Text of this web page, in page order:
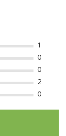
1
0
0
2
0